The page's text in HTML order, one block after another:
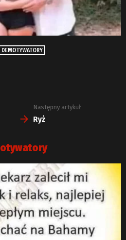
DEMOTYWATORY
Następny artykuł
Ryż